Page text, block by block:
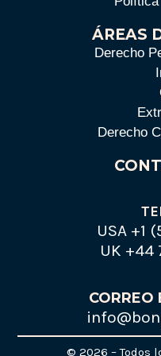
ÁREAS
Derecho
Derecho
USA +1
UK +44
CORREO
© 2026 – Todos